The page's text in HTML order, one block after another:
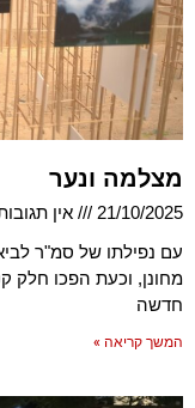
מצלמה ונער
21/10/2025
אין תגובות
עם נפילתו של סמ"ר
חדשה
המשך קריאה »